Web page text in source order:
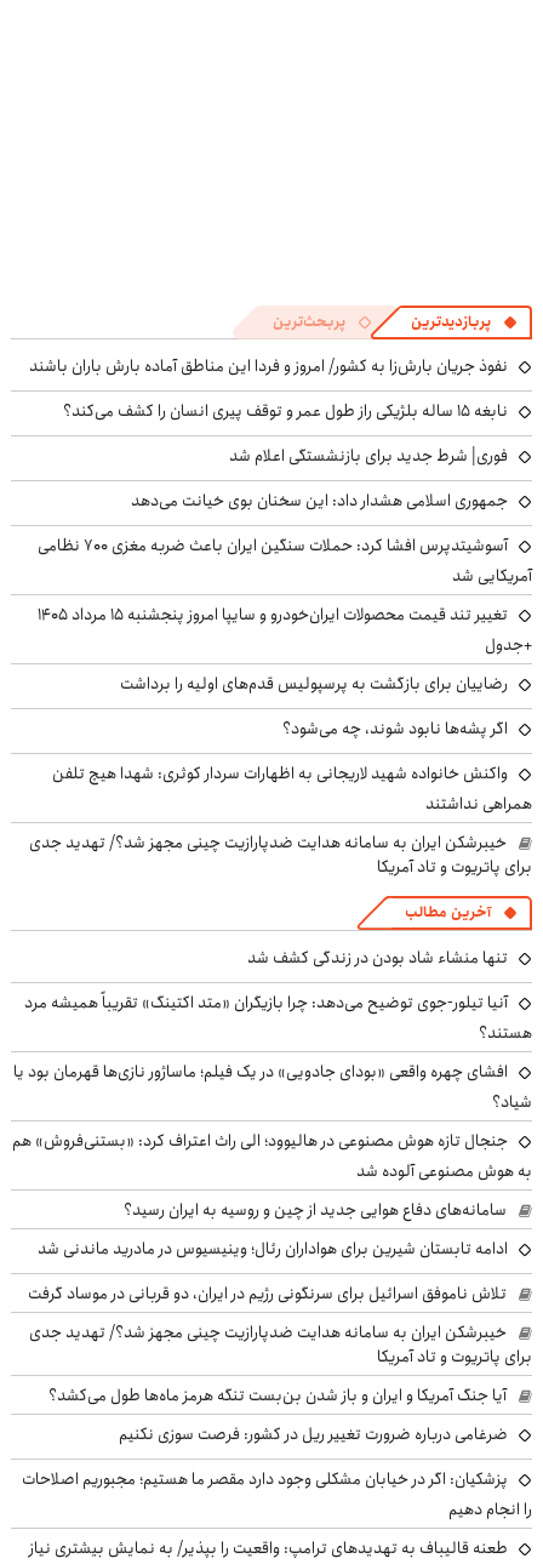
پربازدیدترین پربحث‌ترین
نفوذ جریان بارش‌زا به کشور/ امروز و فردا این مناطق آماده بارش باران باشند
نابغه ۱۵ ساله بلژیکی راز طول عمر و توقف پیری انسان را کشف می‌کند؟
فوری| شرط جدید برای بازنشستگی اعلام شد
جمهوری اسلامی هشدار داد: این سخنان بوی خیانت می‌دهد
آسوشیتدپرس افشا کرد: حملات سنگین ایران باعث ضربه مغزی ۷۰۰ نظامی
آمریکایی شد
تغییر تند قیمت محصولات ایران‌خودرو و سایپا امروز پنجشنبه ۱۵ مرداد ۱۴۰۵
+جدول
رضاییان برای بازگشت به پرسپولیس قدم‌های اولیه را برداشت
اگر پشه‌ها نابود شوند، چه می‌شود؟
واکنش خانواده شهید لاریجانی به اظهارات سردار کوثری: شهدا هیچ تلفن
همراهی نداشتند
خیبرشکن ایران به سامانه هدایت ضدپارازیت چینی مجهز شد؟/ تهدید جدی
برای پاتریوت و تاد آمریکا
آخرین مطالب
تنها منشاء شاد بودن در زندگی کشف شد
آنیا تیلور-جوی توضیح می‌دهد: چرا بازیگران «متد اکتینگ» تقریباً همیشه مرد
هستند؟
افشای چهره واقعی «بودای جادویی» در یک فیلم؛ ماساژور نازی‌ها قهرمان بود یا
شیاد؟
جنجال تازه هوش مصنوعی در هالیوود؛ الی راث اعتراف کرد: «بستنی‌فروش» هم
به هوش مصنوعی آلوده شد
سامانه‌های دفاع هوایی جدید از چین و روسیه به ایران رسید؟
ادامه تابستان شیرین برای هواداران رئال؛ وینیسیوس در مادرید ماندنی شد
تلاش ناموفق اسرائیل برای سرنگونی رژیم در ایران، دو قربانی در موساد گرفت
خیبرشکن ایران به سامانه هدایت ضدپارازیت چینی مجهز شد؟/ تهدید جدی
برای پاتریوت و تاد آمریکا
آیا جنگ آمریکا و ایران و باز شدن بن‌بست تنگه هرمز ماه‌ها طول می‌کشد؟
ضرغامی درباره ضرورت تغییر ریل در کشور: فرصت سوزی نکنیم
پزشکیان: اگر در خیابان مشکلی وجود دارد مقصر ما هستیم؛ مجبوریم اصلاحات
را انجام دهیم
طعنه قالیباف به تهدیدهای ترامپ: واقعیت را بپذیر/ به نمایش بیشتری نیاز